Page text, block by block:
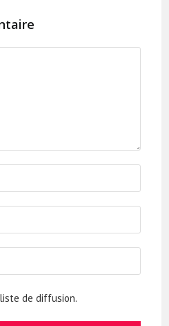
de diffusion.